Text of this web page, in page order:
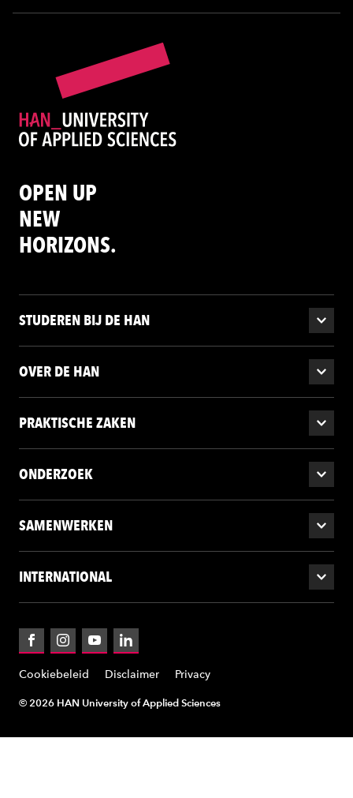
OPEN UP
NEW
HORIZONS.
STUDEREN BIJ DE HAN
OVER DE HAN
PRAKTISCHE ZAKEN
ONDERZOEK
SAMENWERKEN
INTERNATIONAL
FacebookInstagramYouTubeLinkedIn
Cookiebeleid Disclaimer Privacy
© 2026 HAN University of Applied Sciences